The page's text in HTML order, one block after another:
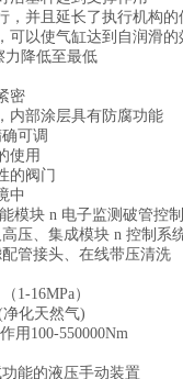
，并且延长了执行机构的
可以使气缸达到自润滑的
力降低至最低
密
内部涂层具有防腐功能
可调
使用
的阀门
中
模块 n 电子监测破管控
压、集成模块 n 控制
管接头、在线带压清洗
1-16MPa）
化天然气)
用100-550000Nm
能的液压手动装置